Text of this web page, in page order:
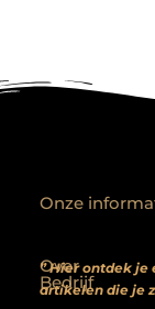
Over
Bedrijf
” Hier ontdek je
artikelen die je
Onze